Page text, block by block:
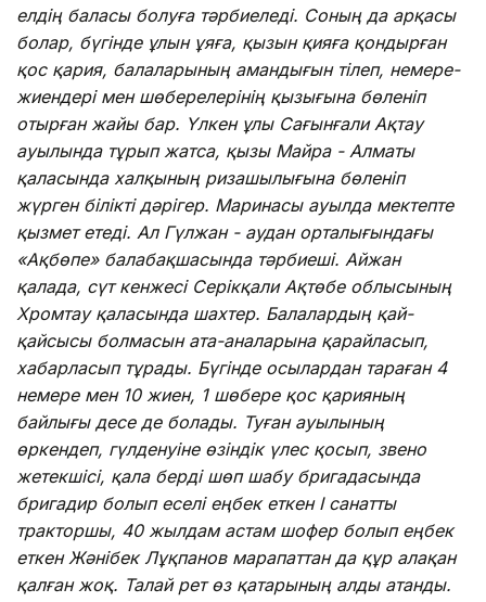
елдің баласы болуға тәрбиеледі. Соның да арқасы
болар, бүгінде ұлын ұяға, қызын қияға қондырған
қос қария, балаларының амандығын тілеп, немере-
жиендері мен шөберелерінің қызығына бөленіп
отырған жайы бар. Үлкен ұлы Сағынғали Ақтау
ауылында тұрып жатса, қызы Майра - Алматы
қаласында халқының ризашылығына бөленіп
жүрген білікті дәрігер. Маринасы ауылда мектепте
қызмет етеді. Ал Гүлжан - аудан орталығындағы
«Ақбөпе» балабақшасында тәрбиеші. Айжан
қалада, сүт кенжесі Серікқали Ақтөбе облысының
Хромтау қаласында шахтер. Балалардың қай-
қайсысы болмасын ата-аналарына қарайласып,
хабарласып тұрады. Бүгінде осылардан тараған 4
немере мен 10 жиен, 1 шөбере қос қарияның
байлығы десе де болады. Туған ауылының
өркендеп, гүлденуіне өзіндік үлес қосып, звено
жетекшісі, қала берді шөп шабу бригадасында
бригадир болып еселі еңбек еткен I санатты
тракторшы, 40 жылдам астам шофер болып еңбек
еткен Жәнібек Лұқпанов марапаттан да құр алақан
қалған жоқ. Талай рет өз қатарының алды атанды.